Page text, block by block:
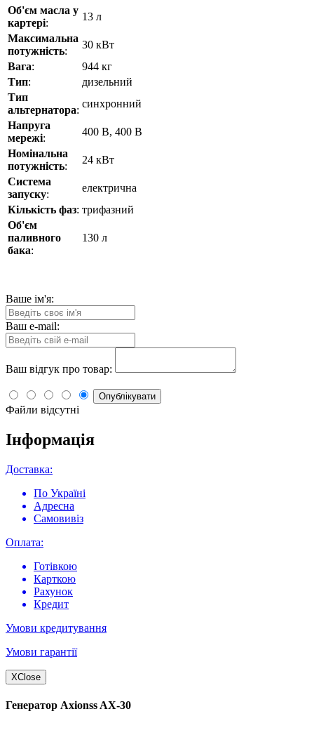
Об'єм масла у
картері:
13 л
Максимальна
потужність:
30 кВт
Вага:
944 кг
Тип:
дизельний
Тип
альтернатора:
синхронний
Напруга
мережі:
400 В, 400 В
Номінальна
потужність:
24 кВт
Система
запуску:
електрична
Кількість фаз: трифазний
Об'єм
паливного
бака:
130 л
Ваше ім'я:
Ваш e-mail:
Ваш відгук про товар:
Опублікувати
Файли відсутні
Інформація
Доставка:
По Україні
Адресна
Самовивіз
Оплата:
Готівкою
Карткою
Рахунок
Кредит
Умови кредитування
Умови гарантії
XClose
Генератор Axionss AX-30